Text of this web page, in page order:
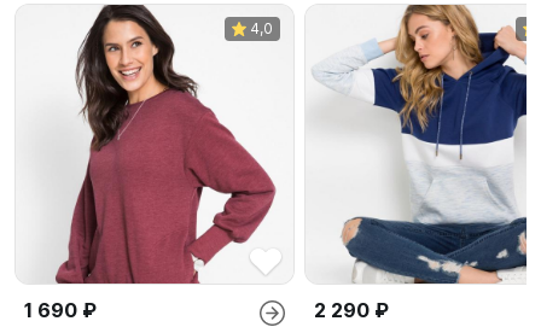
4,0
1 690 ₽ 2 290 ₽